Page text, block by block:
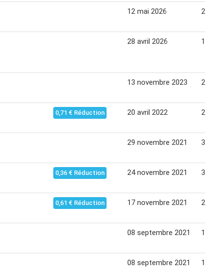
12 mai 2026 25
28 avril 2026 10
13 novembre 2023 20
0,71 € Réduction 20 avril 2022 26
29 novembre 2021 30
0,36 € Réduction 24 novembre 2021 30
0,61 € Réduction 17 novembre 2021 23
08 septembre 2021 14
08 septembre 2021 14